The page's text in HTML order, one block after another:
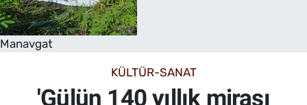
Manavgat
KÜLTÜR-SANAT
'Gülün 140 yıllık mirası